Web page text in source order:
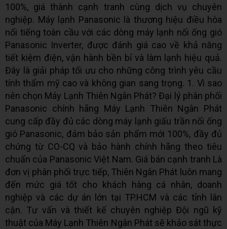
100%, giá thành cạnh tranh cùng dịch vụ chuyên
nghiệp. Máy lạnh Panasonic là thương hiệu điều hòa
nổi tiếng toàn cầu với các dòng máy lạnh nối ống gió
Panasonic Inverter, được đánh giá cao về khả năng
tiết kiệm điện, vận hành bền bỉ và làm lạnh hiệu quả.
Đây là giải pháp tối ưu cho những công trình yêu cầu
tính thẩm mỹ cao và không gian sang trọng. 1. Vì sao
nên chọn Máy Lạnh Thiên Ngân Phát? Đại lý phân phối
Panasonic chính hãng Máy Lạnh Thiên Ngân Phát
cung cấp đầy đủ các dòng máy lạnh giấu trần nối ống
gió Panasonic, đảm bảo sản phẩm mới 100%, đầy đủ
chứng từ CO-CQ và bảo hành chính hãng theo tiêu
chuẩn của Panasonic Việt Nam. Giá bán cạnh tranh Là
đơn vị phân phối trực tiếp, Thiên Ngân Phát luôn mang
đến mức giá tốt cho khách hàng cá nhân, doanh
nghiệp và các dự án lớn tại TP.HCM và các tỉnh lân
cận. Tư vấn và thiết kế chuyên nghiệp Đội ngũ kỹ
thuật của Máy Lạnh Thiên Ngân Phát sẽ khảo sát thực